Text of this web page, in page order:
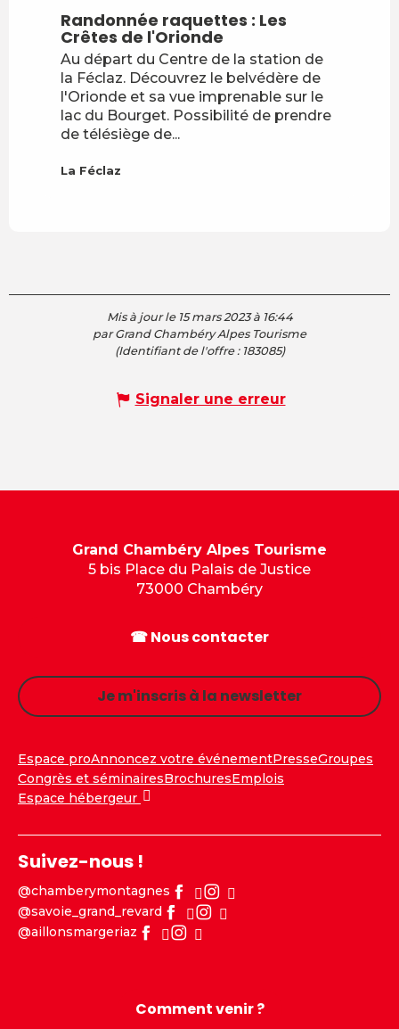
Sur place
Randonnée raquettes : Les
Crêtes de l'Orionde
Au départ du Centre de la station de
la Féclaz. Découvrez le belvédère de
l'Orionde et sa vue imprenable sur le
lac du Bourget. Possibilité de prendre
de télésiège de...
La Féclaz
Mis à jour le 15 mars 2023 à 16:44
par Grand Chambéry Alpes Tourisme
(Identifiant de l'offre : 183085)
Signaler une erreur
Grand Chambéry Alpes Tourisme
5 bis Place du Palais de Justice
73000 Chambéry
☎ Nous contacter
Je m'inscris à la newsletter
Espace proAnnoncez votre événementPresseGroupes
Congrès et séminairesBrochuresEmplois
Espace hébergeur
Suivez-nous !
@chamberymontagnes
@savoie_grand_revard
@aillonsmargeriaz
Comment venir ?